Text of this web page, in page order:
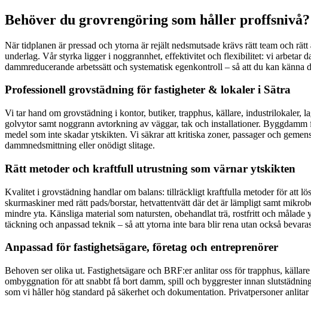
Behöver du grovrengöring som håller
När tidplanen är pressad och ytorna är rejält nedsmutsade krävs rätt team och
underlag. Vår styrka ligger i noggrannhet, effektivitet och flexibilitet: vi arbetar
dammreducerande arbetssätt och systematisk egenkontroll – så att du kan känna
Professionell grovstädning för fastigheter & lokaler i Sätra
Vi tar hand om grovstädning i kontor, butiker, trapphus, källare, industrilokaler,
golvytor samt noggrann avtorkning av väggar, tak och installationer.
medel som inte skadar ytskikten. Vi säkrar att kritiska zoner, passager och
dammnedsmittning eller onödigt slitage.
Rätt metoder och kraftfull utrustning som värnar ytskikten
Kvalitet i grovstädning handlar om balans: tillräckligt kraftfulla metoder för att
skurmaskiner med rätt pads/borstar, hetvattentvätt där det är lämpligt samt
mindre yta. Känsliga material som natursten, obehandlat trä, rostfritt och
täckning och anpassad teknik – så att ytorna inte bara blir rena utan också
Anpassad för fastighetsägare, företag och entreprenörer
Behoven ser olika ut. Fastighetsägare och BRF:er anlitar oss för trapphus,
ombyggnation för att snabbt få bort damm, spill och byggrester innan
som vi håller hög standard på säkerhet och dokumentation. Privatpersoner